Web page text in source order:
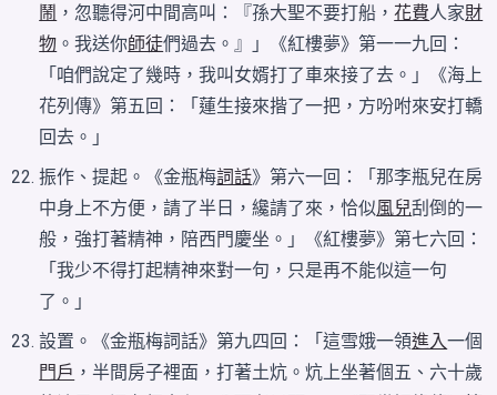
鬧 ，忽聽得河中間高叫：『孫大聖不要打船，花費人家財
物 。我送你師徒們過去。』」《紅樓夢》第一一九回：
「咱們說定了幾時，我叫女婿打了車來接了去。」《海上
花列傳》第五回：「蓮生接來揩了一把，方吩咐來安打轎
回去。」
振作、提起。《金瓶梅詞話》第六一回：「那李瓶兒在房
中身上不方便，請了半日，纔請了來，恰似風兒刮倒的一
般，強打著精神，陪西門慶坐。」《紅樓夢》第七六回：
「我少不得打起精神來對一句，只是再不能似這一句
了。」
設置。《金瓶梅詞話》第九四回：「這雪娥一領進入一個
門戶 ，半間房子裡面，打著土炕。炕上坐著個五、六十歲